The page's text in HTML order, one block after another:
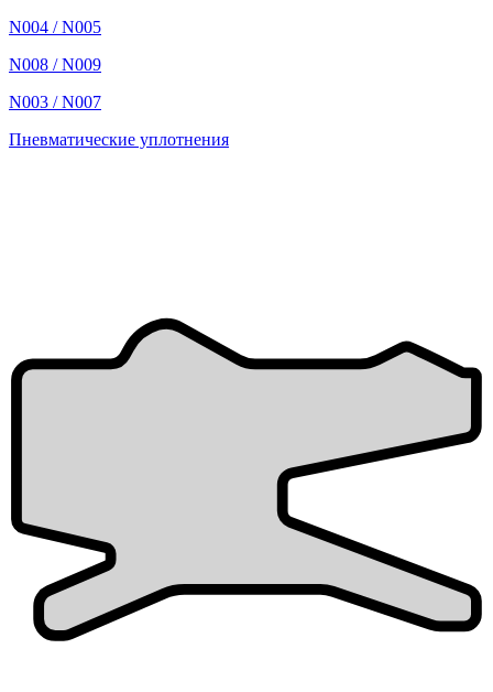
N004 / N005
N008 / N009
N003 / N007
Пневматические уплотнения